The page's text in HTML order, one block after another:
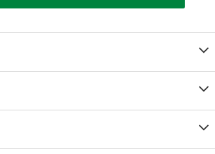
7730
7666
7736
og fredag 09.00 - 13.00